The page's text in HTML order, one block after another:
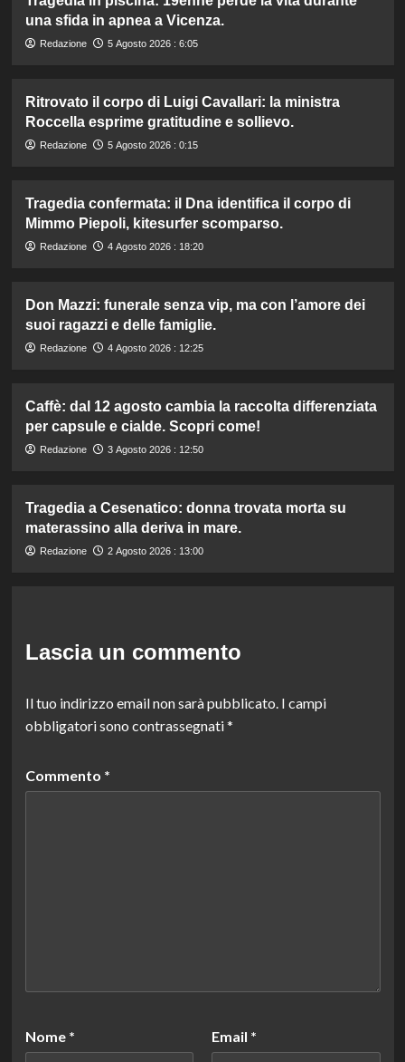
una sfida in apnea a Vicenza.
Redazione 5 Agosto 2026 : 6:05
Ritrovato il corpo di Luigi Cavallari: la ministra
Roccella esprime gratitudine e sollievo.
Redazione 5 Agosto 2026 : 0:15
Tragedia confermata: il Dna identifica il corpo di
Mimmo Piepoli, kitesurfer scomparso.
Redazione 4 Agosto 2026 : 18:20
Don Mazzi: funerale senza vip, ma con l’amore dei
suoi ragazzi e delle famiglie.
Redazione 4 Agosto 2026 : 12:25
Caffè: dal 12 agosto cambia la raccolta differenziata
per capsule e cialde. Scopri come!
Redazione 3 Agosto 2026 : 12:50
Tragedia a Cesenatico: donna trovata morta su
materassino alla deriva in mare.
Redazione 2 Agosto 2026 : 13:00
Lascia un commento
Il tuo indirizzo email non sarà pubblicato. I campi
obbligatori sono contrassegnati*
Commento *
Nome * Email *